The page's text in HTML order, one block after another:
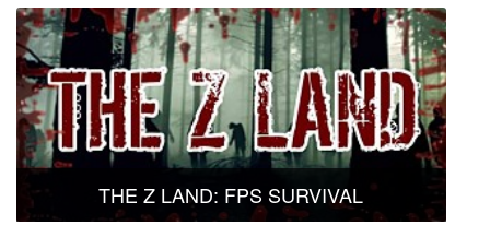
THE Z LAND: FPS SURVIVAL